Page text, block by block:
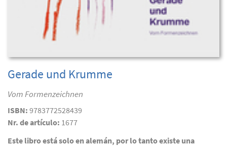
Gerade und Krumme
Vom Formenzeichnen
ISBN: 9783772528439
Nr. de artículo: 1677
Este libro está solo en alemán, por lo tanto existe una